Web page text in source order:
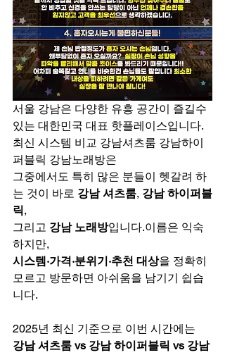
서울 강남은 다양한 유흥 공간이 즐길수
있는 대한민국 대표 핫플레이스입니다.
최신 시스템 비교 강남셔츠룸 강남하이
퍼블릭 강남노래방은
그중에서도 특히 많은 분들이 헷갈려 하
는 것이 바로 강남 셔츠룸, 강남 하이퍼블
릭,
그리고 강남 노래방입니다.이름은 익숙
하지만,
시스템·가격·분위기·추천 대상을 정확히
모르고 방문하면 아쉬움을 남기기 쉽습
니다.
2025년 최신 기준으로 이번 시간에는
강남 셔츠룸 vs 강남 하이퍼블릭 vs 강남